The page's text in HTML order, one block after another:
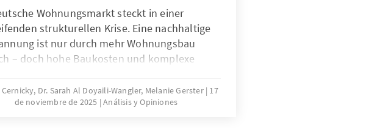
Wohnungsmarkt steckt in einer
strukturellen Krise. Eine nachhaltige
ist nur durch mehr Wohnungsbau
– doch hohe Baukosten und komplexe
Zur Lösung des Problems bedarf es einer
Reduktion regulatorischer Komplexität.
Cernicky, Dr. Sarah Al Doyaili-Wangler, Melanie Gerster 17
de noviembre de 2025 Análisis y Opiniones